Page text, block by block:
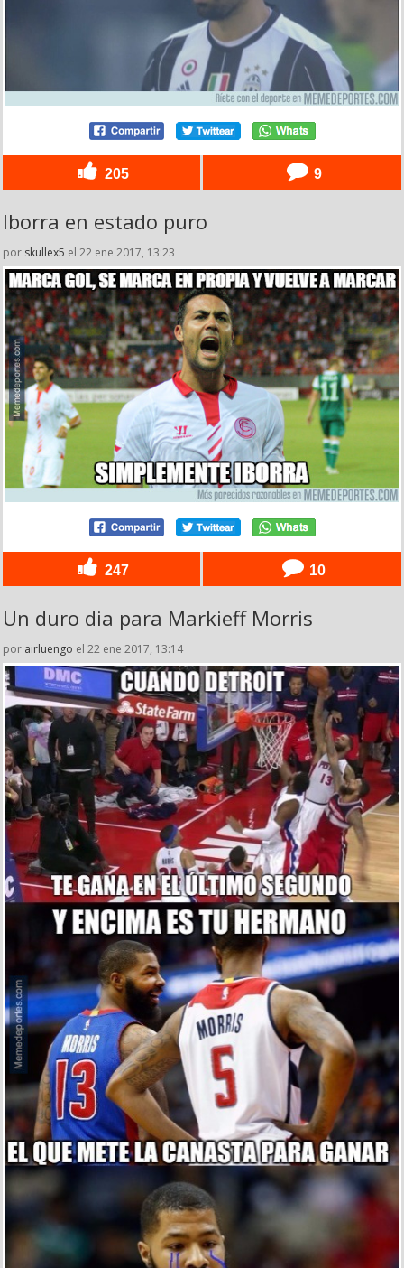
205 9
Iborra en estado puro
por skullex5 el 22 ene 2017, 13:23
247 10
Un duro dia para Markieff Morris
por airluengo el 22 ene 2017, 13:14